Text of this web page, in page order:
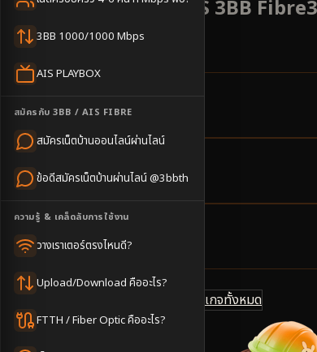
3BB 1000/1000 Mbps
AIS PLAYBOX
สมัครกับ 3BB / AIS FIBRE
สมัครเน็ตบ้านออนไลน์ผ่านไลน์
ข้อดีสมัครเน็ตบ้านผ่านไลน์ @3bbth
ความรู้ & เคล็ดลับการใช้งาน
วางเราเตอร์ตรงไหนดี?
Upload/Download คืออะไร?
FTTH / Fiber Optic คืออะไร?
สมัครเน็ตบ้าน AIS 3BB
@3bbth
9 ตำบล
2-4วันทำการ
500บาท/เดือน
ดูแพ็กเกจทั้งหมด